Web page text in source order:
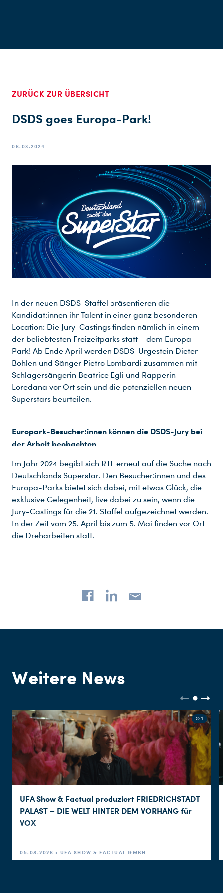
ZURÜCK ZUR ÜBERSICHT
DSDS goes Europa-Park!
06.03.2024
In der neuen DSDS-Staffel präsentieren die
Kandidat:innen ihr Talent in einer ganz besonderen
Location: Die Jury-Castings finden nämlich in einem
der beliebtesten Freizeitparks statt – dem Europa-
Park! Ab Ende April werden DSDS-Urgestein Dieter
Bohlen und Sänger Pietro Lombardi zusammen mit
Schlagersängerin Beatrice Egli und Rapperin
Loredana vor Ort sein und die potenziellen neuen
Superstars beurteilen.
Europark-Besucher:innen können die DSDS-Jury bei
der Arbeit beobachten
Im Jahr 2024 begibt sich RTL erneut auf die Suche nach
Deutschlands Superstar. Den Besucher:innen und des
Europa-Parks bietet sich dabei, mit etwas Glück, die
exklusive Gelegenheit, live dabei zu sein, wenn die
Jury-Castings für die 21. Staffel aufgezeichnet werden.
In der Zeit vom 25. April bis zum 5. Mai finden vor Ort
die Dreharbeiten statt.
Weitere News
© 1
UFA Show & Factual produziert FRIEDRICHSTADT
PALAST – DIE WELT HINTER DEM VORHANG für
VOX
05.08.2026 • UFA SHOW & FACTUAL GMBH